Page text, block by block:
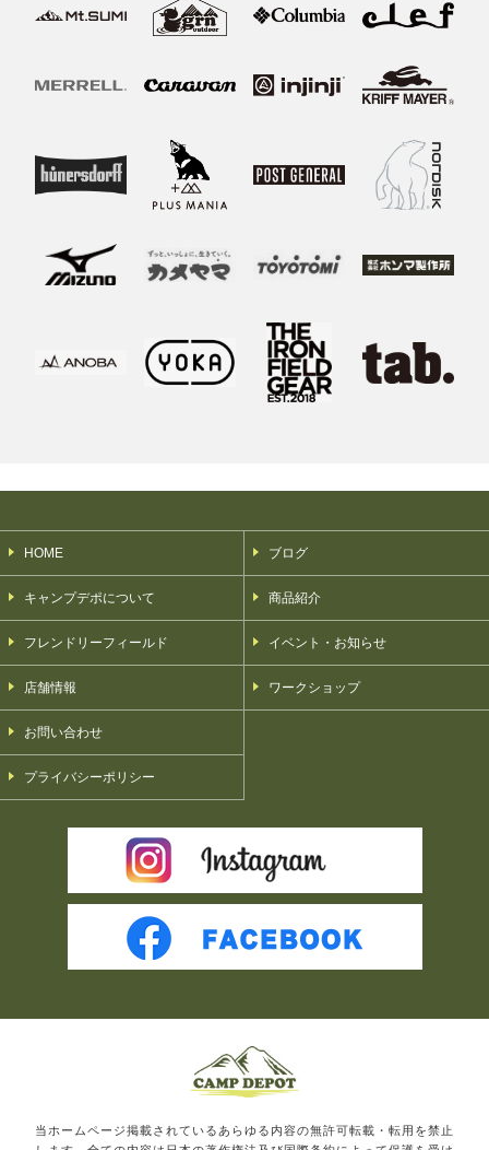
HOME
キャンプデポについて
フレンドリーフィールド
店舗情報
お問い合わせ
プライバシーポリシー
ブログ
商品紹介
イベント・お知らせ
ワークショップ
当ホームページ掲載されているあらゆる内容の無許可転載・転用を禁止